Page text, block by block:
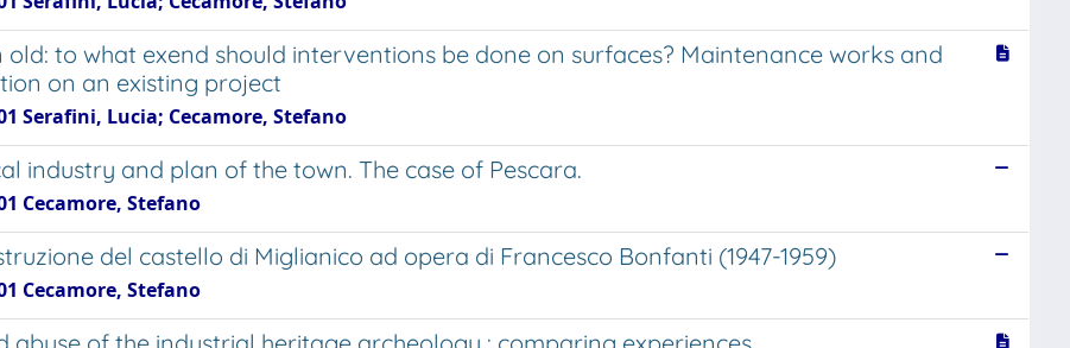
old: to what exend should interventions be done on surfaces? Maintenance works and
on an existing project
Serafini, Lucia; Cecamore, Stefano
industry and plan of the town. The case of Pescara.
Cecamore, Stefano
del castello di Miglianico ad opera di Francesco Bonfanti (1947-1959)
Cecamore, Stefano